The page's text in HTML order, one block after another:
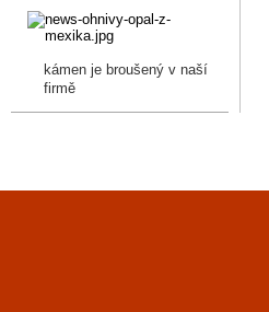
kámen je broušený v naší
firmě